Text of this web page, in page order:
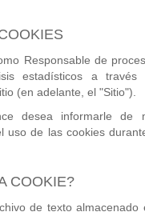
Responsable de
estadísticos a
(en adelante, el "Sitio").
desea informarle de
uso de las cookies
COOKIE?
de texto almacenado